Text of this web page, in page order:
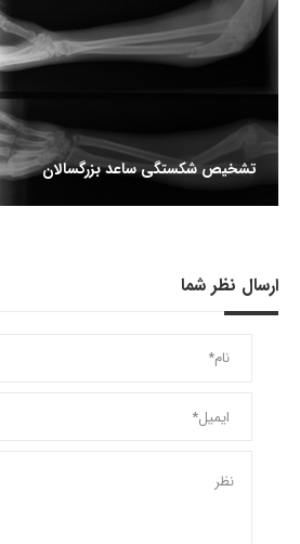
تشخیص شکستگی ساعد بزرگسالان
ارسال نظر شما